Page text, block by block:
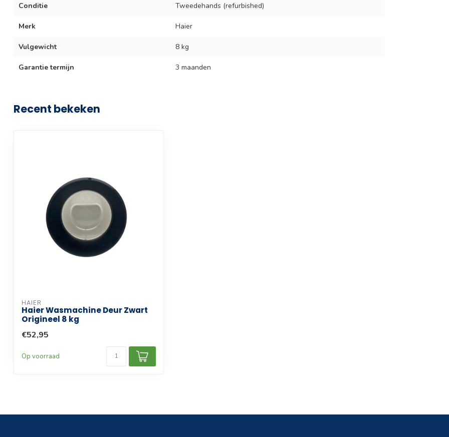
Conditie Tweedehands (refurbished)
Merk Haier
Vulgewicht 8 kg
Garantie termijn 3 maanden
Recent bekeken
HAIER
Haier Wasmachine Deur Zwart
Origineel 8 kg
€52,95
Op voorraad